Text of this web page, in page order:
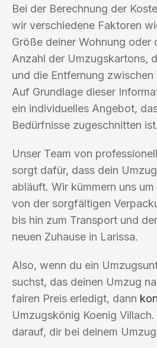
Bei der Berechnung der
wir verschiedene Faktoren
Größe deiner Wohnung oder
Anzahl der Umzugskartons,
und die Entfernung zwischen
Auf Grundlage dieser
ein individuelles Angebot,
Bedürfnisse zugeschnitten ist.
Unser Team von
sorgt dafür, dass dein
abläuft. Wir kümmern uns
von der sorgfältigen
bis hin zum Transport und
neuen Zuhause in Larissa.
Also, wenn du ein
suchst, das deinen Umzug
fairen Preis erledigt, dann
Umzugskönig Koenig
darauf, dir bei deinem